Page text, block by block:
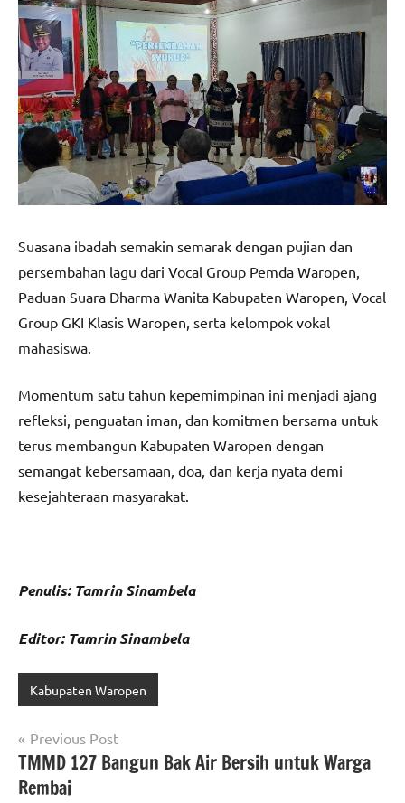
Suasana ibadah semakin semarak dengan pujian dan
persembahan lagu dari Vocal Group Pemda Waropen,
Paduan Suara Dharma Wanita Kabupaten Waropen, Vocal
Group GKI Klasis Waropen, serta kelompok vokal
mahasiswa.
Momentum satu tahun kepemimpinan ini menjadi ajang
refleksi, penguatan iman, dan komitmen bersama untuk
terus membangun Kabupaten Waropen dengan
semangat kebersamaan, doa, dan kerja nyata demi
kesejahteraan masyarakat.
Penulis: Tamrin Sinambela
Editor: Tamrin Sinambela
Kabupaten Waropen
Navigasi
pos
Previous Post
TMMD 127 Bangun Bak Air Bersih untuk Warga
Rembai